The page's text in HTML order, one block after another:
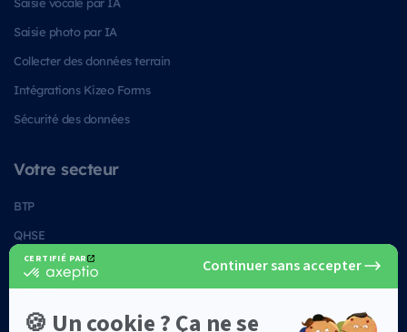
Saisie photo par IA
Collecter des données terrain
Intégrations Kizeo Forms
Sécurité des données
Votre secteur
BTP
QHSE
Maintenance
Energie
Industrie